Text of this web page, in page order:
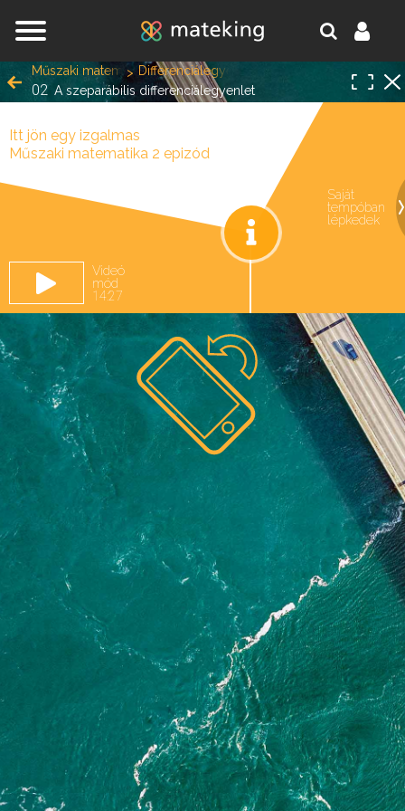
Műszaki matematika 2Differenciálegyenletek
A szeparábilis differenciálegyenlet
02
Itt jön egy izgalmas
Műszaki matematika 2 epizód
Videó
mód
14:27
Saját
tempóban
lépkedek